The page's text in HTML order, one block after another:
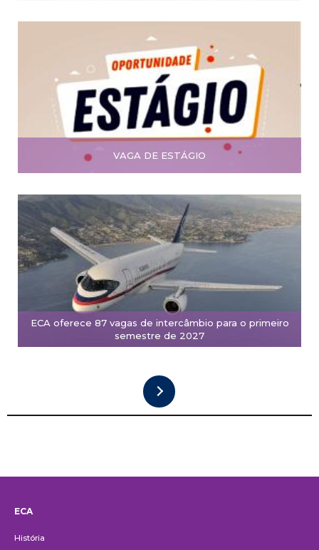
VAGA DE ESTÁGIO
ECA oferece 87 vagas de intercâmbio para o primeiro
semestre de 2027
ECA
História